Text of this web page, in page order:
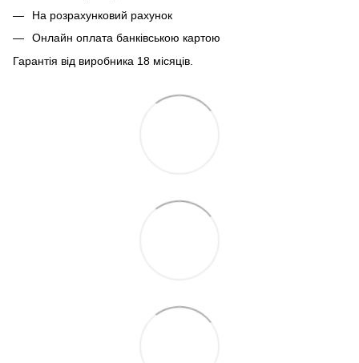
На розрахунковий рахунок
Онлайн оплата банківською картою
Гарантія від виробника 18 місяців.